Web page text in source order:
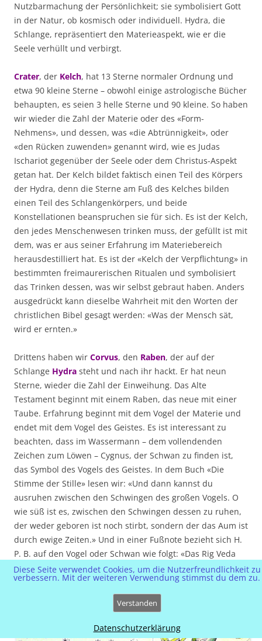
Nutzbarmachung der Persönlichkeit; sie symbolisiert Gott
in der Natur, ob kosmisch oder individuell. Hydra, die
Schlange, repräsentiert den Materieaspekt, wie er die
Seele verhüllt und verbirgt.
Crater, der Kelch, hat 13 Sterne normaler Ordnung und
etwa 90 kleine Sterne – obwohl einige astrologische Bücher
behaupten, es seien 3 helle Sterne und 90 kleine. So haben
wir wieder die Zahl der Materie oder des «Form-
Nehmens», und dessen, was «die Abtrünnigkeit», oder
«den Rücken zuwenden» genannt wird, wie es Judas
Ischariot gegenüber der Seele oder dem Christus-Aspekt
getan hat. Der Kelch bildet faktisch einen Teil des Körpers
der Hydra, denn die Sterne am Fuß des Kelches bilden
einen Teil des Schlangenkörpers, und beide
Konstellationen beanspruchen sie für sich. Es ist der Kelch,
den jedes Menschenwesen trinken muss, der gefüllt ist mit
dem, was er aus seiner Erfahrung im Materiebereich
herausdestilliert hat. Es ist der «Kelch der Verpflichtung» in
bestimmten freimaurerischen Ritualen und symbolisiert
das Trinken dessen, was wir selbst gebraut haben. Anders
ausgedrückt kann dieselbe Wahrheit mit den Worten der
christlichen Bibel gesagt werden: «Was der Mensch sät,
wird er ernten.»
Drittens haben wir Corvus, den Raben, der auf der
Schlange Hydra steht und nach ihr hackt. Er hat neun
Sterne, wieder die Zahl der Einweihung. Das Alte
Testament beginnt mit einem Raben, das neue mit einer
Taube. Erfahrung beginnt mit dem Vogel der Materie und
endet mit dem Vogel des Geistes. Es ist interessant zu
beachten, dass im Wassermann – dem vollendenden
Zeichen zum Löwen – Cygnus, der Schwan zu finden ist,
das Symbol des Vogels des Geistes. In dem Buch «Die
Stimme der Stille» lesen wir: «Und dann kannst du
ausruhen zwischen den Schwingen des großen Vogels. O
wie süß ist es, zwischen den Schwingen dessen zu ruhen,
der weder geboren ist noch stirbt, sondern der das Aum ist
durch ewige Zeiten.» Und in einer Fußnote bezieht sich H.
P. B. auf den Vogel oder Schwan wie folgt: «Das Rig Veda
sagt: … die Silbe A wird als der rechte Flügel des Vogels
Hamsa betrachtet, U als sein linker Flügel und M als sein
Schwanz. …» (Die Chakras, von C. W. Leadbeater).
Diese Seite verwendet Cookies, um die Nutzerfreundlichkeit zu
verbessern. Mit der weiteren Verwendung stimmst du dem zu.
Verstanden
Datenschutzerklärung